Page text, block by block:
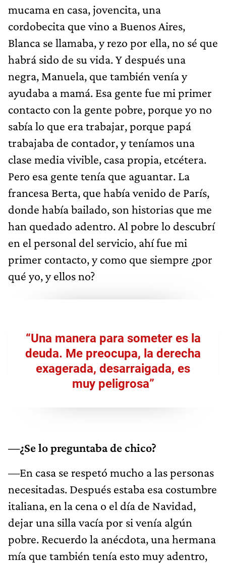
mucama en casa, jovencita, una
cordobecita que vino a Buenos Aires,
Blanca se llamaba, y rezo por ella, no sé que
habrá sido de su vida. Y después una
negra, Manuela, que también venía y
ayudaba a mamá. Esa gente fue mi primer
contacto con la gente pobre, porque yo no
sabía lo que era trabajar, porque papá
trabajaba de contador, y teníamos una
clase media vivible, casa propia, etcétera.
Pero esa gente tenía que aguantar. La
francesa Berta, que había venido de París,
donde había bailado, son historias que me
han quedado adentro. Al pobre lo descubrí
en el personal del servicio, ahí fue mi
primer contacto, y como que siempre ¿por
qué yo, y ellos no?
“Una manera para someter es la
deuda. Me preocupa, la derecha
exagerada, desarraigada, es
muy peligrosa”
—¿Se lo preguntaba de chico?
—En casa se respetó mucho a las personas
necesitadas. Después estaba esa costumbre
italiana, en la cena o el día de Navidad,
dejar una silla vacía por si venía algún
pobre. Recuerdo la anécdota, una hermana
mía que también tenía esto muy adentro,